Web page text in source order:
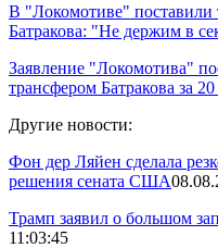
В "Локомотиве" поставили
Батракова: "Не держим в
Заявление "Локомотива"
трансфером Батракова за
Другие новости:
Фон дер Ляйен сделала
решения сената США
Трамп заявил о большом
11:03:45